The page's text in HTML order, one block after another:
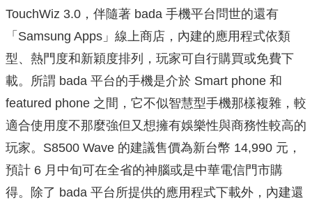
TouchWiz 3.0，伴隨著 bada 手機平台問世的還有
「Samsung Apps」線上商店，內建的應用程式依類
型、熱門度和新穎度排列，玩家可自行購買或免費下
載。所謂 bada 平台的手機是介於 Smart phone 和
featured phone 之間，它不似智慧型手機那樣複雜，較
適合使用度不那麼強但又想擁有娛樂性與商務性較高的
玩家。S8500 Wave 的建議售價為新台幣 14,990 元，
預計 6 月中旬可在全省的神腦或是中華電信門市購
得。除了 bada 平台所提供的應用程式下載外，內建還